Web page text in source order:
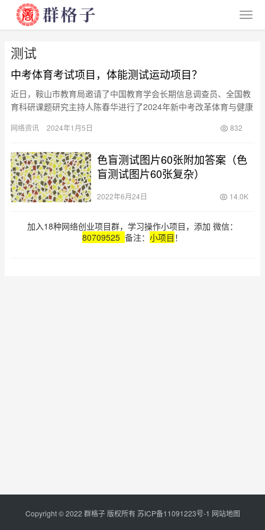
测试
中考体育考试项目，体能测试运动项目？
近日，鞍山市教育局邀请了中国教育学会长期信息调查员、全国教
育科研课题研究主持人陈春华进行了2024年新中考改革体育与健康
变…
网络资讯 2024年1月5日 832
色盲测试图片60张附加答案（色
盲测试图片60张复杂）
2022年6月24日 14.0K
加入18种网络创业项目群，学习操作小项目，添加 微信：
80709525 备注： 小项目 ！
Copyright © 2022 群格子 版权所有苏ICP备11091223号-1 网站地图